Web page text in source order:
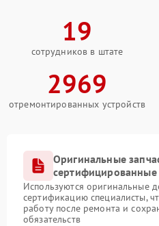
19
сотрудников в штате
2969
отремонтированных устройств
Оригинальные
сертифицированные
Используются оригинальные
сертификацию специалисты,
работу после ремонта и
обязательств